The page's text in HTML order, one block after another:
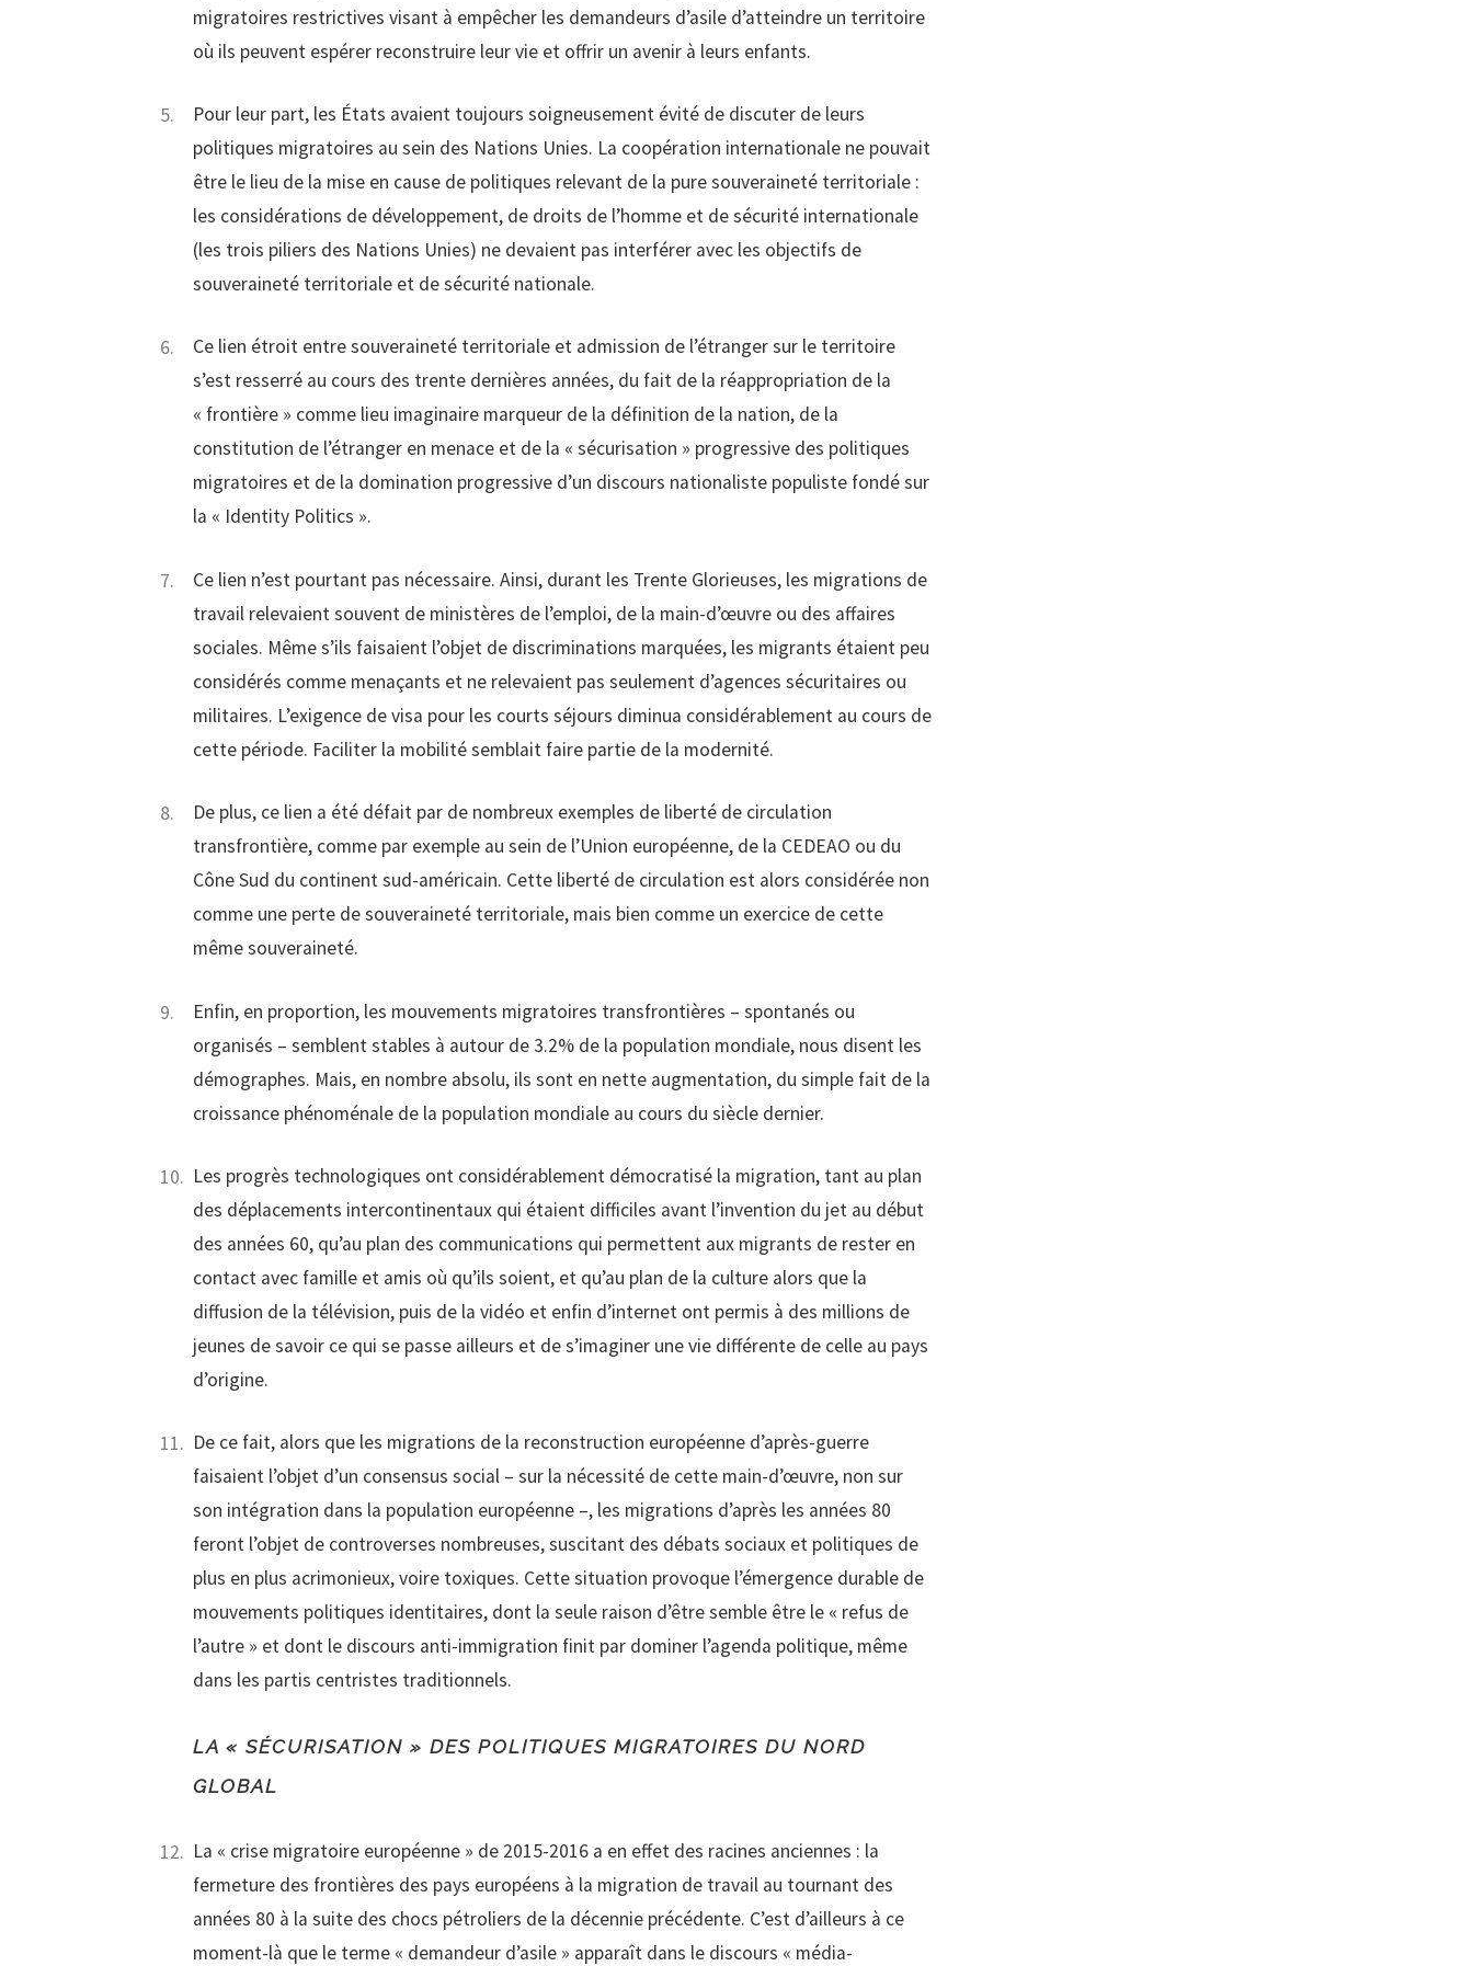
migratoires restrictives visant à empêcher les demandeurs d’asile d’atteindre un territoire
où ils peuvent espérer reconstruire leur vie et offrir un avenir à leurs enfants.
Pour leur part, les États avaient toujours soigneusement évité de discuter de leurs
politiques migratoires au sein des Nations Unies. La coopération internationale ne pouvait
être le lieu de la mise en cause de politiques relevant de la pure souveraineté territoriale :
les considérations de développement, de droits de l’homme et de sécurité internationale
(les trois piliers des Nations Unies) ne devaient pas interférer avec les objectifs de
souveraineté territoriale et de sécurité nationale.
Ce lien étroit entre souveraineté territoriale et admission de l’étranger sur le territoire
s’est resserré au cours des trente dernières années, du fait de la réappropriation de la
« frontière » comme lieu imaginaire marqueur de la définition de la nation, de la
constitution de l’étranger en menace et de la « sécurisation » progressive des politiques
migratoires et de la domination progressive d’un discours nationaliste populiste fondé sur
la « Identity Politics ».
Ce lien n’est pourtant pas nécessaire. Ainsi, durant les Trente Glorieuses, les migrations de
travail relevaient souvent de ministères de l’emploi, de la main-d’œuvre ou des affaires
sociales. Même s’ils faisaient l’objet de discriminations marquées, les migrants étaient peu
considérés comme menaçants et ne relevaient pas seulement d’agences sécuritaires ou
militaires. L’exigence de visa pour les courts séjours diminua considérablement au cours de
cette période. Faciliter la mobilité semblait faire partie de la modernité.
De plus, ce lien a été défait par de nombreux exemples de liberté de circulation
transfrontière, comme par exemple au sein de l’Union européenne, de la CEDEAO ou du
Cône Sud du continent sud-américain. Cette liberté de circulation est alors considérée non
comme une perte de souveraineté territoriale, mais bien comme un exercice de cette
même souveraineté.
Enfin, en proportion, les mouvements migratoires transfrontières – spontanés ou
organisés – semblent stables à autour de 3.2% de la population mondiale, nous disent les
démographes. Mais, en nombre absolu, ils sont en nette augmentation, du simple fait de la
croissance phénoménale de la population mondiale au cours du siècle dernier.
Les progrès technologiques ont considérablement démocratisé la migration, tant au plan
des déplacements intercontinentaux qui étaient difficiles avant l’invention du jet au début
des années 60, qu’au plan des communications qui permettent aux migrants de rester en
contact avec famille et amis où qu’ils soient, et qu’au plan de la culture alors que la
diffusion de la télévision, puis de la vidéo et enfin d’internet ont permis à des millions de
jeunes de savoir ce qui se passe ailleurs et de s’imaginer une vie différente de celle au pays
d’origine.
De ce fait, alors que les migrations de la reconstruction européenne d’après-guerre
faisaient l’objet d’un consensus social – sur la nécessité de cette main-d’œuvre, non sur
son intégration dans la population européenne –, les migrations d’après les années 80
feront l’objet de controverses nombreuses, suscitant des débats sociaux et politiques de
plus en plus acrimonieux, voire toxiques. Cette situation provoque l’émergence durable de
mouvements politiques identitaires, dont la seule raison d’être semble être le « refus de
l’autre » et dont le discours anti-immigration finit par dominer l’agenda politique, même
dans les partis centristes traditionnels.
LA « SÉCURISATION » DES POLITIQUES MIGRATOIRES DU NORD
GLOBAL
La « crise migratoire européenne » de 2015-2016 a en effet des racines anciennes : la
fermeture des frontières des pays européens à la migration de travail au tournant des
années 80 à la suite des chocs pétroliers de la décennie précédente. C’est d’ailleurs à ce
moment-là que le terme « demandeur d’asile » apparaît dans le discours « média-